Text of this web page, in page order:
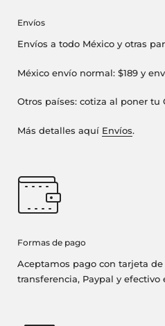
Envíos
Envíos a todo México y otras
México envío normal: $189 y
Otros países: cotiza al poner tu
Más detalles aquí Envíos.
Formas de pago
Aceptamos pago con tarjeta
transferencia, Paypal y efectivo